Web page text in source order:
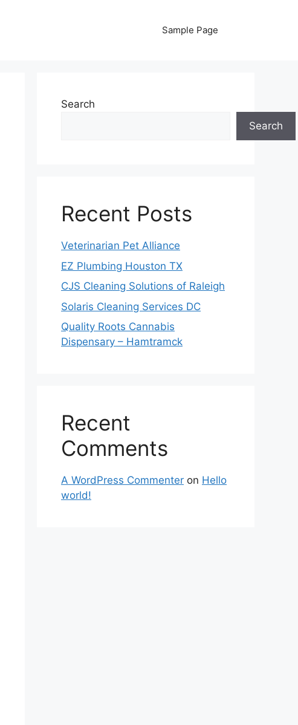
Sample Page
Search
Search
Recent Posts
Veterinarian Pet Alliance
EZ Plumbing Houston TX
CJS Cleaning Solutions of Raleigh
Solaris Cleaning Services DC
Quality Roots Cannabis
Dispensary – Hamtramck
Recent
Comments
A WordPress Commenter on Hello
world!